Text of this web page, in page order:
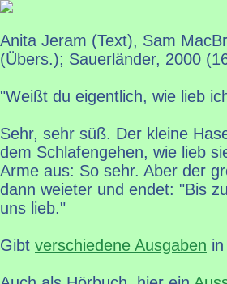
Anita Jeram (Text), Sam
(Übers.); Sauerländer, 2000
"Weißt du eigentlich, wie lieb
Sehr, sehr süß. Der kleine
dem Schlafengehen, wie lieb
Arme aus: So sehr. Aber der
dann weieter und endet: "Bis
uns lieb."
Gibt verschiedene Ausgaben